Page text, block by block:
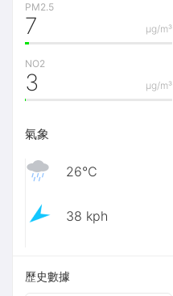
PM2.5
μg/m³
7
NO2
μg/m³
3
氣象
26℃
38 kph
歷史數據